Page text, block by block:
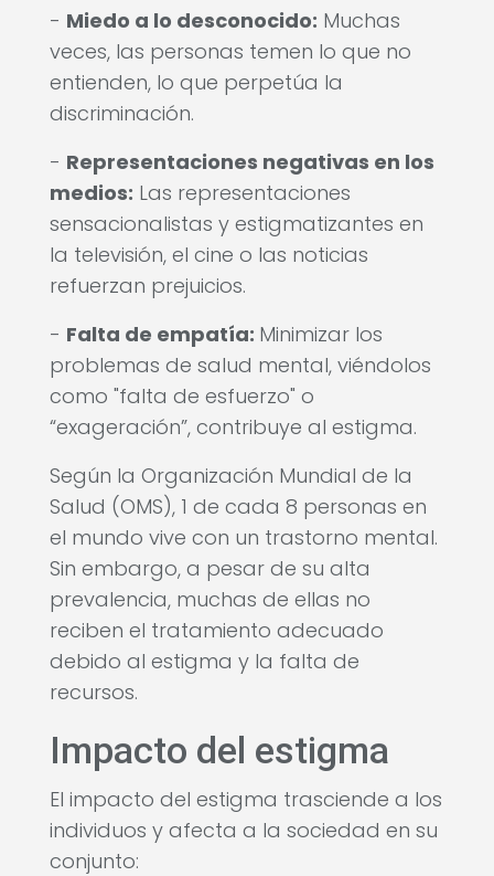
- Miedo a lo desconocido: Muchas
veces, las personas temen lo que no
entienden, lo que perpetúa la
discriminación.
- Representaciones negativas en los
medios: Las representaciones
sensacionalistas y estigmatizantes en
la televisión, el cine o las noticias
refuerzan prejuicios.
- Falta de empatía: Minimizar los
problemas de salud mental, viéndolos
como "falta de esfuerzo" o
“exageración”, contribuye al estigma.
Según la Organización Mundial de la
Salud (OMS), 1 de cada 8 personas en
el mundo vive con un trastorno mental.
Sin embargo, a pesar de su alta
prevalencia, muchas de ellas no
reciben el tratamiento adecuado
debido al estigma y la falta de
recursos.
Impacto del estigma
El impacto del estigma trasciende a los
individuos y afecta a la sociedad en su
conjunto: